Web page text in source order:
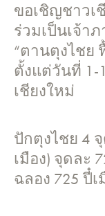
ขอเชิญชาวเ
ร่วมเป็นเจ้า
“ตานตุงไชย
ตั้งแต่วันที่ 1-
เชียงใหม่
ปักตุงไชย 4
เมือง) จุดละ
ฉลอง 725 ปี๋เ